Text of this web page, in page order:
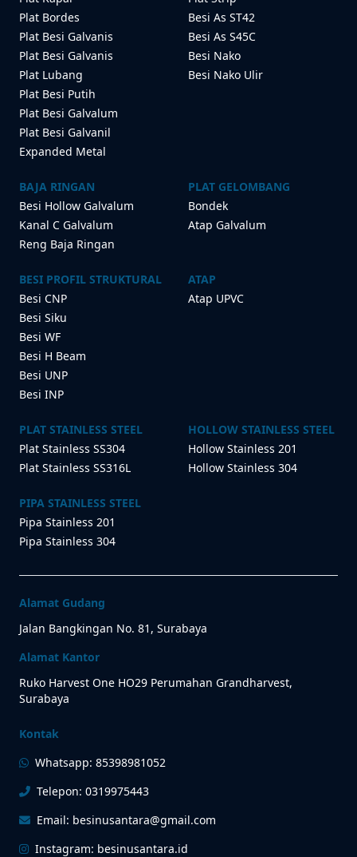
Plat Bordes
Plat Besi Galvanis
Plat Besi Galvanis
Plat Lubang
Plat Besi Putih
Plat Besi Galvalum
Plat Besi Galvanil
Expanded Metal
Besi As ST42
Besi As S45C
Besi Nako
Besi Nako Ulir
BAJA RINGAN
Besi Hollow Galvalum
Kanal C Galvalum
Reng Baja Ringan
PLAT GELOMBANG
Bondek
Atap Galvalum
BESI PROFIL STRUKTURAL
Besi CNP
Besi Siku
Besi WF
Besi H Beam
Besi UNP
Besi INP
ATAP
Atap UPVC
PLAT STAINLESS STEEL
Plat Stainless SS304
Plat Stainless SS316L
HOLLOW STAINLESS STEEL
Hollow Stainless 201
Hollow Stainless 304
PIPA STAINLESS STEEL
Pipa Stainless 201
Pipa Stainless 304
Alamat Gudang
Jalan Bangkingan No. 81, Surabaya
Alamat Kantor
Ruko Harvest One HO29 Perumahan Grandharvest,
Surabaya
Kontak
Whatsapp: 85398981052
Telepon: 0319975443
Email: besinusantara@gmail.com
Instagram: besinusantara.id